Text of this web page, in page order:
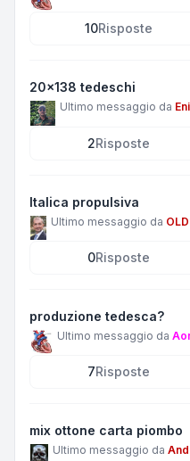
10Risposte
20x138 tedeschi
Ultimo messaggio da
2Risposte
Italica propulsiva
Ultimo messaggio da
0Risposte
produzione tedesca?
Ultimo messaggio da
7Risposte
mix ottone carta piombo
Ultimo messaggio da